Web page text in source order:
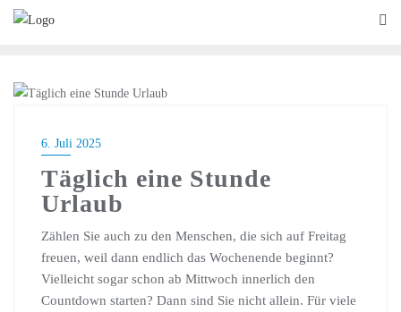
6. Juli 2025
Täglich eine Stunde
Urlaub
Zählen Sie auch zu den Menschen, die sich auf Freitag
freuen, weil dann endlich das Wochenende beginnt?
Vielleicht sogar schon ab Mittwoch innerlich den
Countdown starten? Dann sind Sie nicht allein. Für viele